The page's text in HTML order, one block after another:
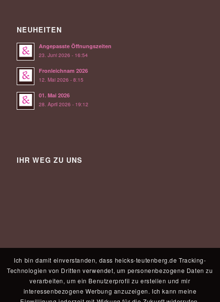
NEUHEITEN
Angepasste Öffnungszeiten
23. Juni 2026 - 16:54
Fronleichnam 2026
12. Mai 2026 - 8:15
01. Mai 2026
28. April 2026 - 19:12
IHR WEG ZU UNS
Ich bin damit einverstanden, dass heicks-teutenberg.de Tracking-
Technologien von Dritten verwendet, um personenbezogene Daten zu
verarbeiten, um ein Benutzerprofil zu erstellen und mir
interessenbezogene Werbung anzuzeigen. Ich kann meine